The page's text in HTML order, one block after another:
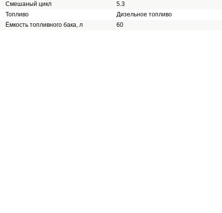
Смешаный цикл
5.3
Топливо
Дизельное топливо
Ёмкость топливного бака, л
60